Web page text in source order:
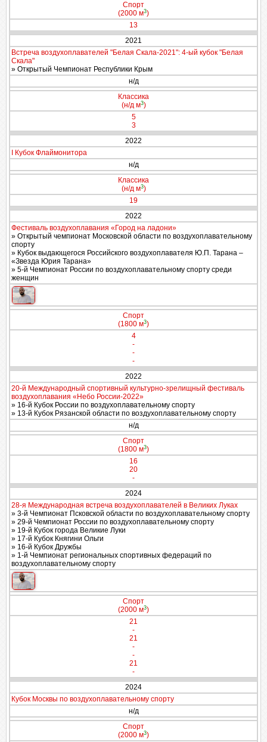
Спорт
(2000 м3)
13
2021
Встреча воздухоплавателей "Белая Скала-2021": 4-ый кубок "Белая
Скала"
» Открытый Чемпионат Республики Крым
н/д
Классика
(н/д м3)
5
3
2022
I Кубок Флаймонитора
н/д
Классика
(н/д м3)
19
2022
Фестиваль воздухоплавания «Город на ладони»
» Открытый чемпионат Московской области по воздухоплавательному
спорту
» Кубок выдающегося Российского воздухоплавателя Ю.П. Тарана –
«Звезда Юрия Тарана»
» 5-й Чемпионат России по воздухоплавательному спорту среди
женщин
Спорт
(1800 м3)
4
-
-
-
2022
20-й Международный спортивный культурно-зрелищный фестиваль
воздухоплавания «Небо России-2022»
» 16-й Кубок России по воздухоплавательному спорту
» 13-й Кубок Рязанской области по воздухоплавательному спорту
н/д
Спорт
(1800 м3)
16
20
-
2024
28-я Международная встреча воздухоплавателей в Великих Луках
» 3-й Чемпионат Псковской области по воздухоплавательному спорту
» 29-й Чемпионат России по воздухоплавательному спорту
» 19-й Кубок города Великие Луки
» 17-й Кубок Княгини Ольги
» 16-й Кубок Дружбы
» 1-й Чемпионат региональных спортивных федераций по
воздухоплавательному спорту
Спорт
(2000 м3)
21
-
21
-
-
21
-
2024
Кубок Москвы по воздухоплавательному спорту
н/д
Спорт
(2000 м3)